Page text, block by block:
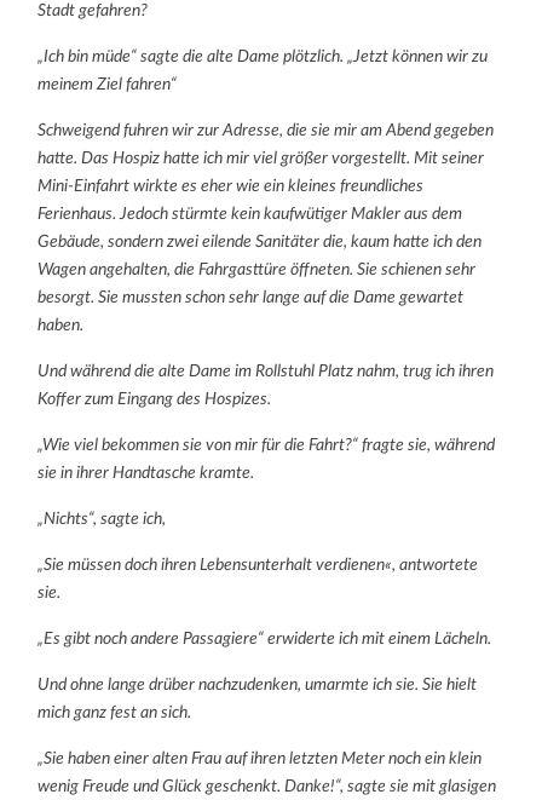
Stadt gefahren?
„Ich bin müde“ sagte die alte Dame plötzlich. „Jetzt können wir zu
meinem Ziel fahren“
Schweigend fuhren wir zur Adresse, die sie mir am Abend gegeben
hatte. Das Hospiz hatte ich mir viel größer vorgestellt. Mit seiner
Mini-Einfahrt wirkte es eher wie ein kleines freundliches
Ferienhaus. Jedoch stürmte kein kaufwütiger Makler aus dem
Gebäude, sondern zwei eilende Sanitäter die, kaum hatte ich den
Wagen angehalten, die Fahrgasttüre öffneten. Sie schienen sehr
besorgt. Sie mussten schon sehr lange auf die Dame gewartet
haben.
Und während die alte Dame im Rollstuhl Platz nahm, trug ich ihren
Koffer zum Eingang des Hospizes.
„Wie viel bekommen sie von mir für die Fahrt?“ fragte sie, während
sie in ihrer Handtasche kramte.
„Nichts“, sagte ich,
„Sie müssen doch ihren Lebensunterhalt verdienen«, antwortete
sie.
„Es gibt noch andere Passagiere“ erwiderte ich mit einem Lächeln.
Und ohne lange drüber nachzudenken, umarmte ich sie. Sie hielt
mich ganz fest an sich.
„Sie haben einer alten Frau auf ihren letzten Meter noch ein klein
wenig Freude und Glück geschenkt. Danke!“, sagte sie mit glasigen